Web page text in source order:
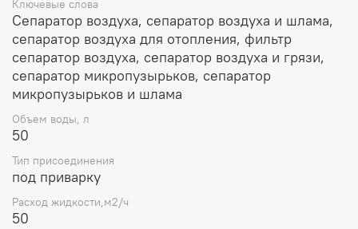
Ключевые слова
Сепаратор воздуха, сепаратор воздуха и шлама,
сепаратор воздуха для отопления, фильтр
сепаратор воздуха, сепаратор воздуха и грязи,
сепаратор микропузырьков, сепаратор
микропузырьков и шлама
Объем воды, л
50
Тип присоединения
под приварку
Расход жидкости,м2/ч
50